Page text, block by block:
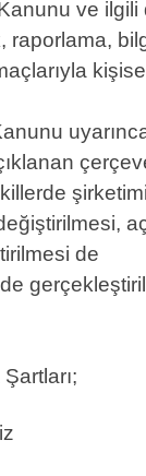
Kanunu ve
raporlama,
de